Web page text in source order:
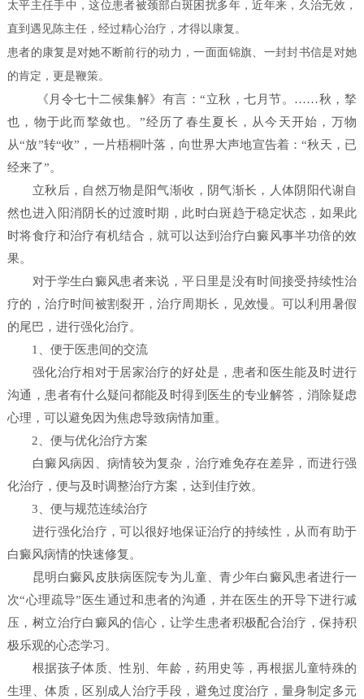
太平主任手中，这位患者被颈部白斑困扰多年，近年来，久治无效，
直到遇见陈主任，经过精心治疗，才得以康复。
患者的康复是对她不断前行的动力，一面面锦旗、一封封书信是对她
的肯定，更是鞭策。
《月令七十二候集解》有言：“立秋，七月节。……秋，揫
也，物于此而揫敛也。”经历了春生夏长，从今天开始，万物
从“放”转“收”，一片梧桐叶落，向世界大声地宣告着：“秋天，已
经来了”。
立秋后，自然万物是阳气渐收，阴气渐长，人体阴阳代谢自
然也进入阳消阴长的过渡时期，此时白斑趋于稳定状态，如果此
时将食疗和治疗有机结合，就可以达到治疗白癜风事半功倍的效
果。
对于学生白癜风患者来说，平日里是没有时间接受持续性治
疗的，治疗时间被割裂开，治疗周期长，见效慢。可以利用暑假
的尾巴，进行强化治疗。
1、便于医患间的交流
强化治疗相对于居家治疗的好处是，患者和医生能及时进行
沟通，患者有什么疑问都能及时得到医生的专业解答，消除疑虑
心理，可以避免因为焦虑导致病情加重。
2、便与优化治疗方案
白癜风病因、病情较为复杂，治疗难免存在差异，而进行强
化治疗，便与及时调整治疗方案，达到佳疗效。
3、便与规范连续治疗
进行强化治疗，可以很好地保证治疗的持续性，从而有助于
白癜风病情的快速修复。
昆明白癜风皮肤病医院专为儿童、青少年白癜风患者进行一
次“心理疏导”医生通过和患者的沟通，并在医生的开导下进行减
压，树立治疗白癜风的信心，让学生患者积极配合治疗，保持积
极乐观的心态学习。
根据孩子体质、性别、年龄，药用史等，再根据儿童特殊的
生理、体质，区别成人治疗手段，避免过度治疗，量身制定多元